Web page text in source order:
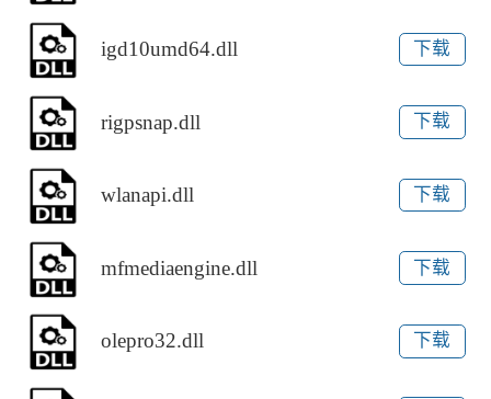
igd10umd64.dll 下载
rigpsnap.dll 下载
wlanapi.dll 下载
mfmediaengine.dll 下载
olepro32.dll 下载